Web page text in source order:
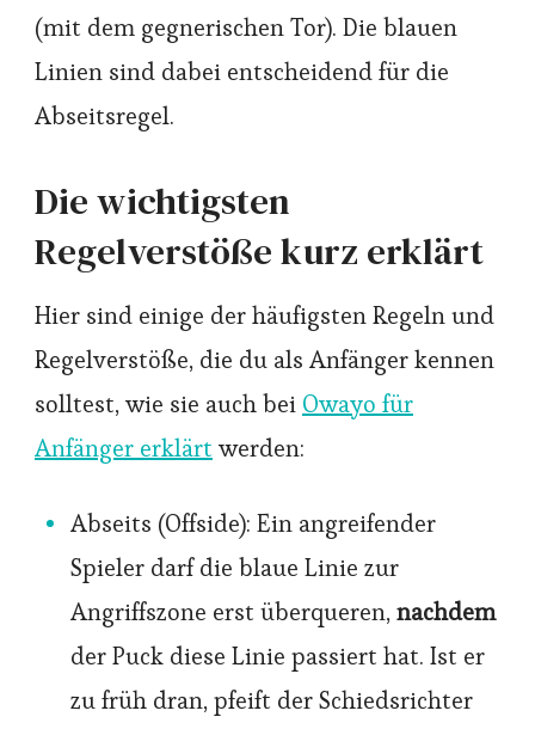
(mit dem gegnerischen Tor). Die blauen
Linien sind dabei entscheidend für die
Abseitsregel.
Die wichtigsten
Regelverstöße kurz erklärt
Hier sind einige der häufigsten Regeln und
Regelverstöße, die du als Anfänger kennen
solltest, wie sie auch bei Owayo für
Anfänger erklärt werden:
Abseits (Offside): Ein angreifender
Spieler darf die blaue Linie zur
Angriffszone erst überqueren,nachdem
der Puck diese Linie passiert hat. Ist er
zu früh dran, pfeift der Schiedsrichter